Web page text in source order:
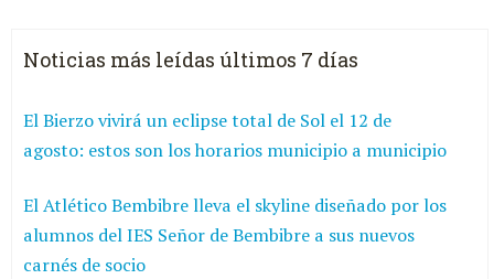
Noticias más leídas últimos 7 días
El Bierzo vivirá un eclipse total de Sol el 12 de
agosto: estos son los horarios municipio a municipio
El Atlético Bembibre lleva el skyline diseñado por los
alumnos del IES Señor de Bembibre a sus nuevos
carnés de socio